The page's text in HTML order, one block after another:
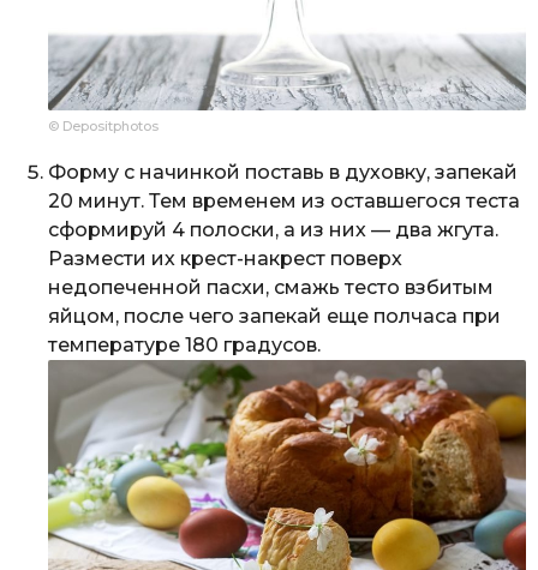
© Depositphotos
Форму с начинкой поставь в духовку, запекай
20 минут. Тем временем из оставшегося теста
сформируй 4 полоски, а из них — два жгута.
Размести их крест-накрест поверх
недопеченной пасхи, смажь тесто взбитым
яйцом, после чего запекай еще полчаса при
температуре 180 градусов.